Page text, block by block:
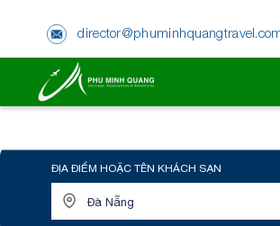
ĐỊA ĐIỂM HOẶC TÊN KHÁCH SẠN